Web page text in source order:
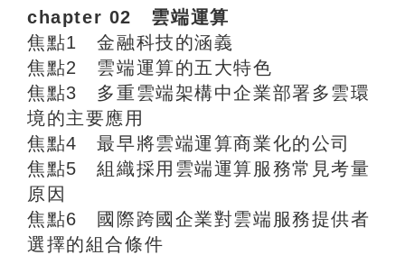
chapter 02 雲端運算
焦點1 金融科技的涵義
焦點2 雲端運算的五大特色
焦點3 多重雲端架構中企業部署多雲環
境的主要應用
焦點4 最早將雲端運算商業化的公司
焦點5 組織採用雲端運算服務常見考量
原因
焦點6 國際跨國企業對雲端服務提供者
選擇的組合條件